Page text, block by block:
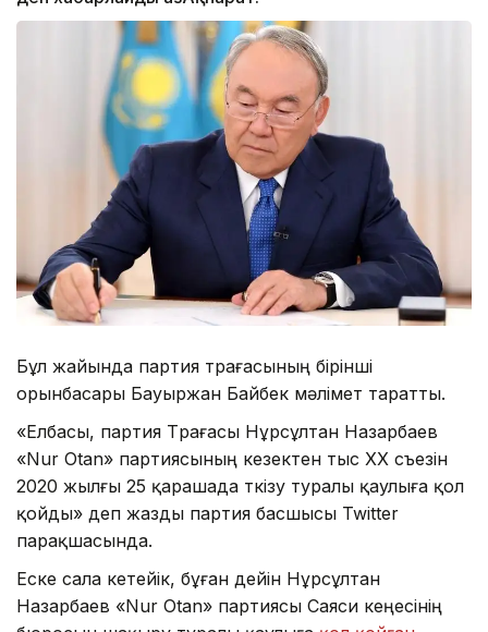
Бұл жайында партия төрағасының бірінші
орынбасары Бауыржан Байбек мәлімет таратты.
«Елбасы, партия Төрағасы Нұрсұлтан Назарбаев
«Nur Otan» партиясының кезектен тыс XX съезін
2020 жылғы 25 қарашада өткізу туралы қаулыға қол
қойды» деп жазды партия басшысы Twitter
парақшасында.
Еске сала кетейік, бұған дейін Нұрсұлтан
Назарбаев «Nur Otan» партиясы Саяси кеңесінің